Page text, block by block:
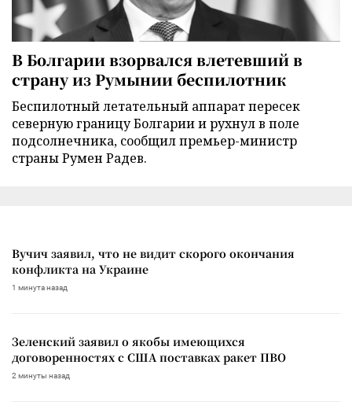
В Болгарии взорвался влетевший в
страну из Румынии беспилотник
Беспилотный летательный аппарат пересек
северную границу Болгарии и рухнул в поле
подсолнечника, сообщил премьер-министр
страны Румен Радев.
Вучич заявил, что не видит скорого окончания
конфликта на Украине
1 минута назад
Зеленский заявил о якобы имеющихся
договоренностях с США поставках ракет ПВО
2 минуты назад